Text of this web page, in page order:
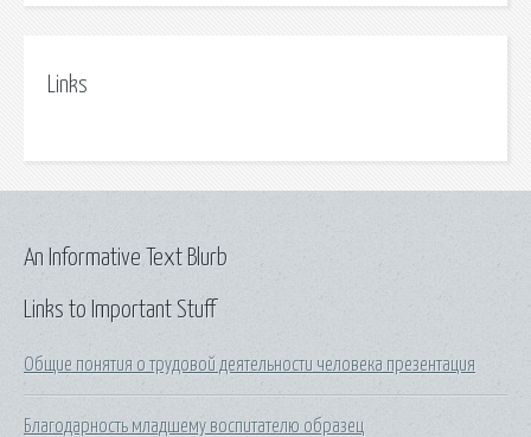
Links
Links to Important Stuff
Общие понятия о трудовой деятельности человека презентация
Благодарность младшему воспитателю образец
An Informative Text Blurb